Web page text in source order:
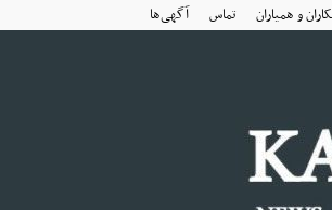
و همیاران تماس آگهی‌ها